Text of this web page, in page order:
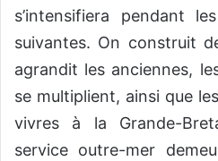
s’intensifiera pendant
suivantes. On construit
agrandit les anciennes,
se multiplient, ainsi que
vivres à la Grande-
service outre-mer